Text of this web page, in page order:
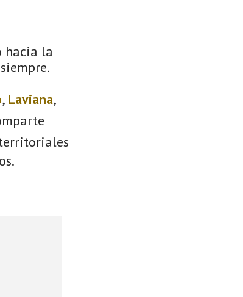
hacia la
, Laviana,